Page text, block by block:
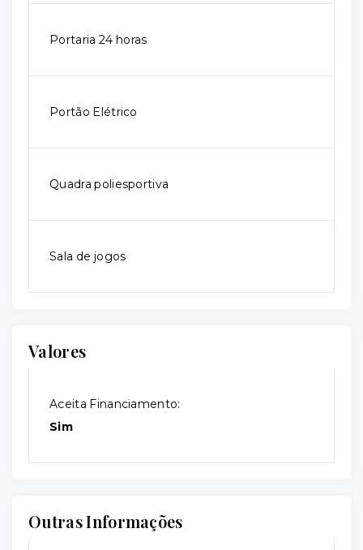
Portaria 24 horas
Portão Elétrico
Quadra poliesportiva
Sala de jogos
Valores
Aceita Financiamento:
Sim
Outras Informações